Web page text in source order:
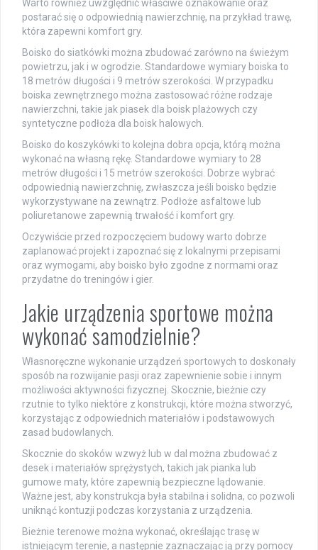
Warto również uwzględnić właściwe oznakowanie oraz
postarać się o odpowiednią nawierzchnię, na przykład trawę,
która zapewni komfort gry.
Boisko do siatkówki można zbudować zarówno na świeżym
powietrzu, jak i w ogrodzie. Standardowe wymiary boiska to
18 metrów długości i 9 metrów szerokości. W przypadku
boiska zewnętrznego można zastosować różne rodzaje
nawierzchni, takie jak piasek dla boisk plażowych czy
syntetyczne podłoża dla boisk halowych.
Boisko do koszykówki to kolejna dobra opcja, którą można
wykonać na własną rękę. Standardowe wymiary to 28
metrów długości i 15 metrów szerokości. Dobrze wybrać
odpowiednią nawierzchnię, zwłaszcza jeśli boisko będzie
wykorzystywane na zewnątrz. Podłoże asfaltowe lub
poliuretanowe zapewnią trwałość i komfort gry.
Oczywiście przed rozpoczęciem budowy warto dobrze
zaplanować projekt i zapoznać się z lokalnymi przepisami
oraz wymogami, aby boisko było zgodne z normami oraz
przydatne do treningów i gier.
Jakie urządzenia sportowe można
wykonać samodzielnie?
Własnoręczne wykonanie urządzeń sportowych to doskonały
sposób na rozwijanie pasji oraz zapewnienie sobie i innym
możliwości aktywności fizycznej. Skocznie, bieżnie czy
rzutnie to tylko niektóre z konstrukcji, które można stworzyć,
korzystając z odpowiednich materiałów i podstawowych
zasad budowlanych.
Skocznie do skoków wzwyż lub w dal można zbudować z
desek i materiałów sprężystych, takich jak pianka lub
gumowe maty, które zapewnią bezpieczne lądowanie.
Ważne jest, aby konstrukcja była stabilna i solidna, co pozwoli
uniknąć kontuzji podczas korzystania z urządzenia.
Bieżnie terenowe można wykonać, określając trasę w
istniejącym terenie, a następnie zaznaczając ją przy pomocy